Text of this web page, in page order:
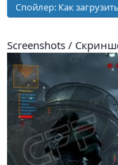
Спойлер: Как
Screenshots /